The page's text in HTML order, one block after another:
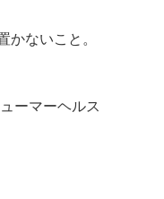
かないこと。
ーマーヘルス